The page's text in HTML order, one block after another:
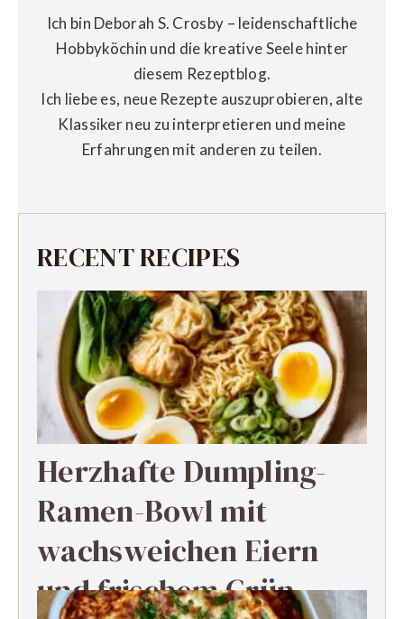
Ich bin Deborah S. Crosby – leidenschaftliche
Hobbyköchin und die kreative Seele hinter
diesem Rezeptblog.
Ich liebe es, neue Rezepte auszuprobieren, alte
Klassiker neu zu interpretieren und meine
Erfahrungen mit anderen zu teilen.
RECENT RECIPES
Herzhafte Dumpling-
Ramen-Bowl mit
wachsweichen Eiern
und frischem Grün